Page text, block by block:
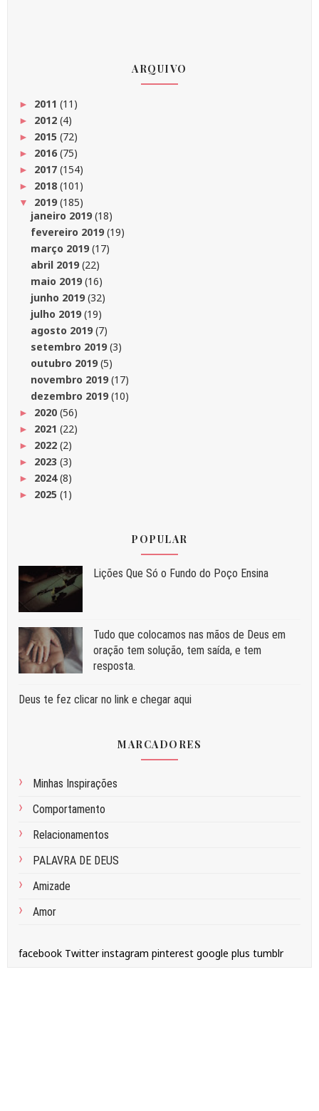
ARQUIVO
► 2011 (11)
► 2012 (4)
► 2015 (72)
► 2016(75)
► 2017 (154)
► 2018 (101)
▼ 2019(185)
janeiro 2019(18)
fevereiro 2019(19)
março 2019(17)
abril 2019(22)
maio 2019(16)
junho 2019(32)
julho 2019(19)
agosto 2019(7)
setembro 2019(3)
outubro 2019(5)
novembro 2019(17)
dezembro 2019(10)
► 2020 (56)
► 2021 (22)
► 2022 (2)
► 2023 (3)
► 2024(8)
► 2025 (1)
POPULAR
Liç⁠ões Que Só o Fundo do Poço Ensina
Tudo que colocamos nas mãos de Deus em
oração tem solução, tem saída, e tem
resposta.
Deus te fez clicar no link e chegar aqui
MARCADORES
Minhas Inspirações
Comportamento
Relacionamentos
PALAVRA DE DEUS
Amizade
Amor
facebook Twitter instagram pinterest google plus tumblr